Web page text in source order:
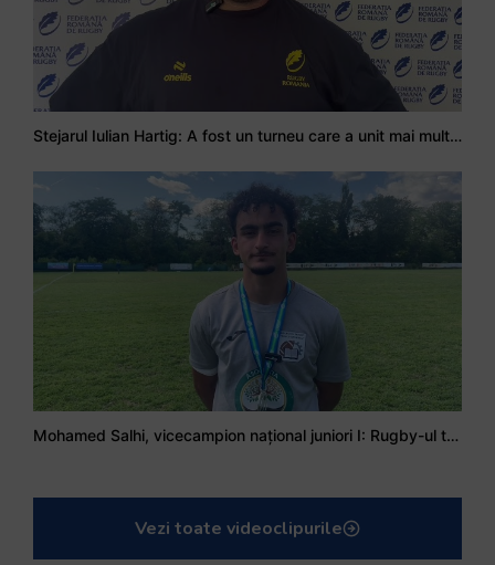
Stejarul Iulian Hartig: A fost un turneu care a unit mai mult echipa
Mohamed Salhi, vicecampion național juniori I: Rugby-ul te învață să accepți și înfrângerile
Vezi toate videoclipurile